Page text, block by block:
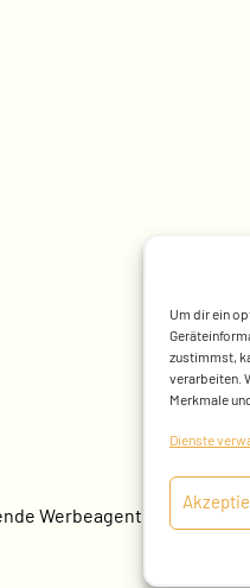
Um dir ein
zustimmst,
verarbeiten.
Merkmale
Dienste
Werbeagentur: